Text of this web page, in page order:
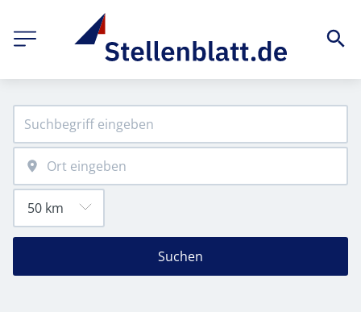
Suchen